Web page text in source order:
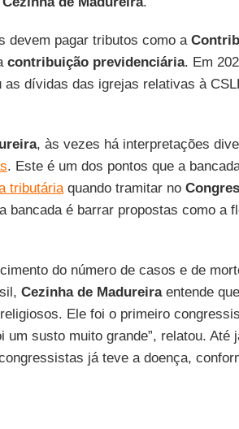
devem pagar tributos como a
contribuição previdenciária. Em
as dívidas das igrejas relativas à
, às vezes há interpretações
. Este é um dos pontos que a
tributáriaquando tramitar no
bancada é barrar propostas como a
do número de casos e de
Cezinha de Madureiraentende
Ele foi o primeiro
um susto muito grande”, relatou. Até
já teve a doença,